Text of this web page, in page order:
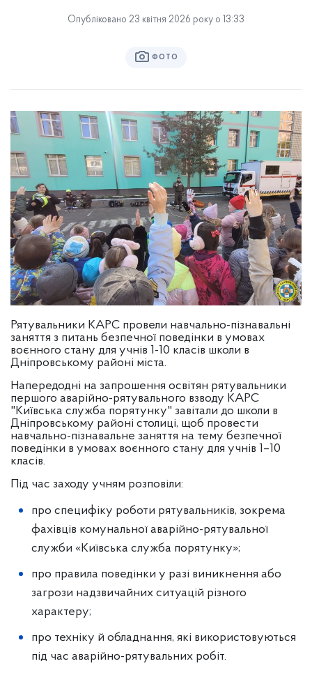
Опубліковано 23 квітня 2026 року о 13:33
ФОТО
Рятувальники КАРС провели навчально-пізнавальні
заняття з питань безпечної поведінки в умовах
воєнного стану для учнів 1-10 класів школи в
Дніпровському районі міста.
Напередодні на запрошення освітян рятувальники
першого аварійно-рятувального взводу КАРС
"Київська служба порятунку" завітали до школи в
Дніпровському районі столиці, щоб провести
навчально-пізнавальне заняття на тему безпечної
поведінки в умовах воєнного стану для учнів 1–10
класів.
Під час заходу учням розповіли:
про специфіку роботи рятувальників, зокрема
фахівців комунальної аварійно-рятувальної
служби «Київська служба порятунку»;
про правила поведінки у разі виникнення або
загрози надзвичайних ситуацій різного
характеру;
про техніку й обладнання, які використовуються
під час аварійно-рятувальних робіт.